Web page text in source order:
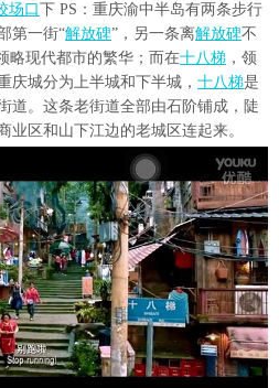
场口 下 PS：重庆渝中半岛有两条步行
第一街“解放碑”，另一条离解放碑不
略现代都市的繁华；而在十八梯 ，领
庆城分为上半城和下半城， 十八梯是
道。这条老街道全部由石阶铺成，陡
业区和山下江边的老城区连起来。